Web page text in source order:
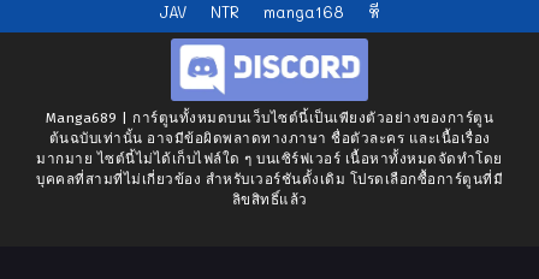
JAV NTR manga168 หี
Manga689 | การ์ตูนทั้งหมดบนเว็บไซต์นี้เป็นเพียงตัวอย่างของการ์ตูน
ต้นฉบับเท่านั้น อาจมีข้อผิดพลาดทางภาษา ชื่อตัวละคร และเนื้อเรื่อง
มากมาย ไซต์นี้ไม่ได้เก็บไฟล์ใด ๆ บนเซิร์ฟเวอร์ เนื้อหาทั้งหมดจัดทำโดย
บุคคลที่สามที่ไม่เกี่ยวข้อง สำหรับเวอร์ชันดั้งเดิม โปรดเลือกซื้อการ์ตูนที่มี
ลิขสิทธิ์แล้ว